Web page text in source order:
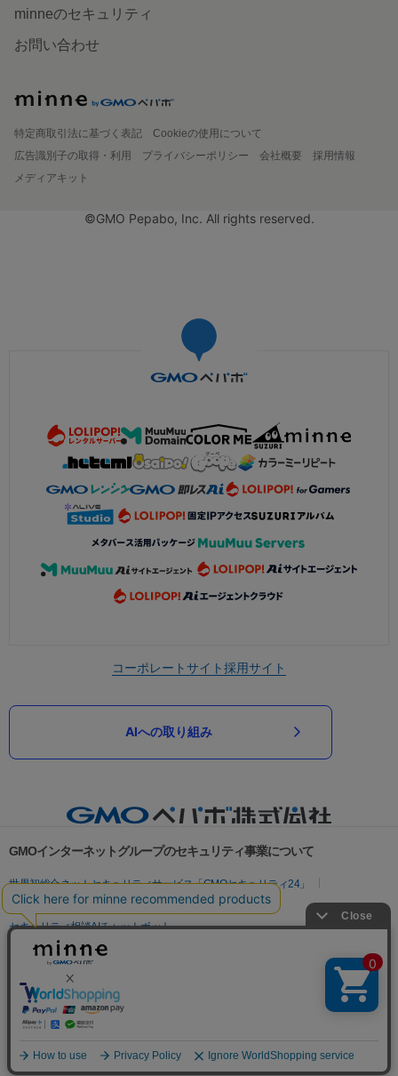
minneのセキュリティ
お問い合わせ
特定商取引法に基づく表記
Cookieの使用について
広告識別子の取得・利用
プライバシーポリシー 会社概要
採用情報
メディアキット
©GMO Pepabo, Inc. All rights reserved.
コーポレートサイト採用サイト
AIへの取り組み
GMOインターネットグループのセキュリティ事業について
世界初総合ネットセキュリティサービス「GMOセキュリティ24」
パスワード漏洩診断
Webサイトリスク診断
セキュリティ相談AIチャットボット
実在証明・盗聴対策
サイバー攻撃対策（GMO Flatt Security）
セキュリティ事業の軌跡